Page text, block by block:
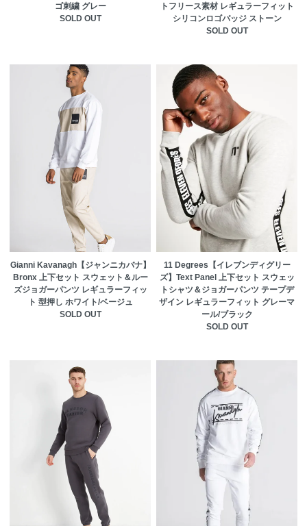
ゴ刺繍 グレー
SOLD OUT
トフリース素材 レギュラーフィット
シリコンロゴバッジ ストーン
SOLD OUT
Gianni Kavanagh【ジャンニカバナ】
Bronx 上下セット スウェット＆ルー
ズジョガーパンツ レギュラーフィッ
ト 型押し ホワイト/ベージュ
SOLD OUT
11 Degrees【イレブンディグリー
ズ】Text Panel 上下セット スウェッ
トシャツ＆ジョガーパンツ テープデ
ザイン レギュラーフィット グレーマ
ール/ブラック
SOLD OUT